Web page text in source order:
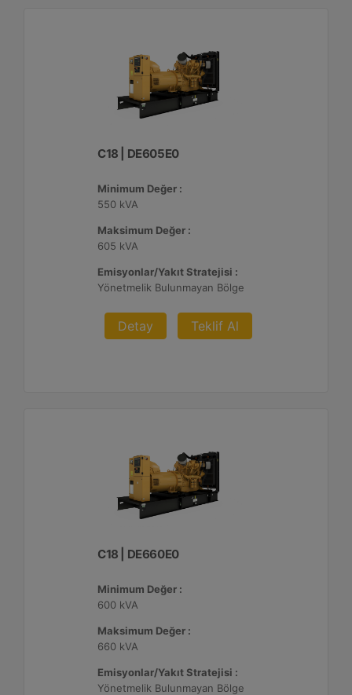
C18 | DE605E0
Minimum Değer :
550 kVA
Maksimum Değer :
605 kVA
Emisyonlar/Yakıt Stratejisi :
Yönetmelik Bulunmayan Bölge
Detay Teklif Al
C18 | DE660E0
Minimum Değer :
600 kVA
Maksimum Değer :
660 kVA
Emisyonlar/Yakıt Stratejisi :
Yönetmelik Bulunmayan Bölge